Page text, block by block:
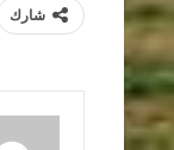
شارك